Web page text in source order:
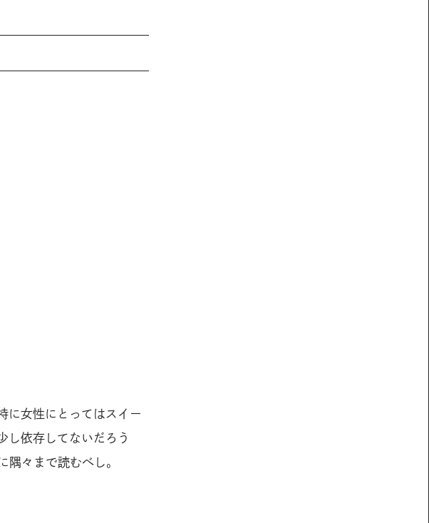
に女性にとってはスイー
し依存してないだろう
々まで読むべし。